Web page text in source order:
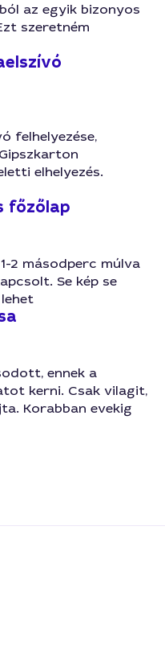
az egyik bizonyos
szeretném
felhelyezése,
elhelyezés.
főzőlap
2 másodperc múlva
Se kép se
ennek a
kerni. Csak vilagit,
Korabban evekig